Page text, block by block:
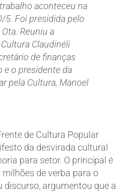
aconteceu na
5. Foi presidida pelo
Reuniu a
Claudinéli
de finanças
e o presidente da
pela Cultura, Manoel
de Cultura Popular
da desvirada cultural
para setor. O principal é
de verba para o
discurso, argumentou que a